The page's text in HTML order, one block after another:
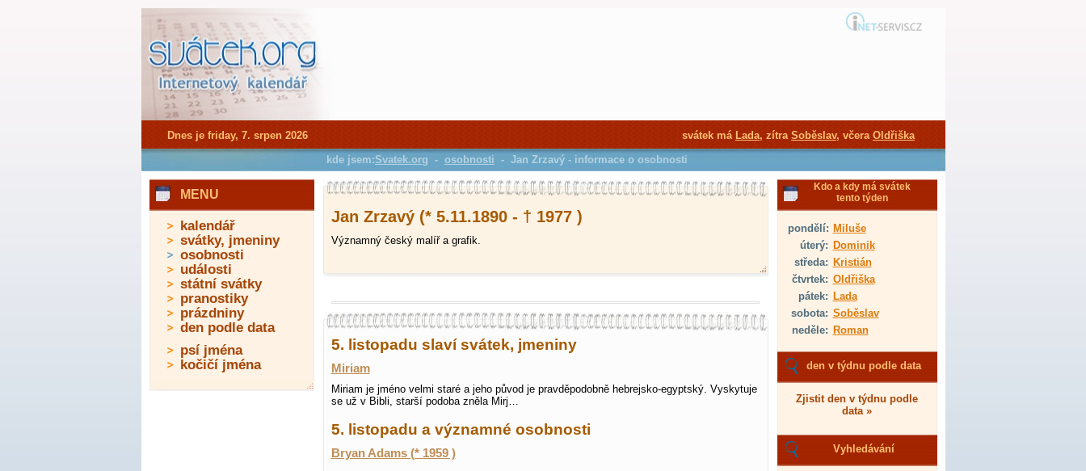
Jan Zrzavý (* 5.11.1890 - † 1977 )
Významný český malíř a grafik.
5. listopadu slaví svátek, jmeniny
Miriam
Miriam je jméno velmi staré a jeho původ je pravděpodobně hebrejsko-egyptský. Vyskytuje
se už v Bibli, starší podoba zněla Mirj…
5. listopadu a významné osobnosti
Bryan Adams (* 1959 )
Kdo a kdy má svátek
tento týden
pondělí: Miluše
úterý: Dominik
středa: Kristián
čtvrtek: Oldřiška
pátek: Lada
sobota: Soběslav
neděle: Roman
den v týdnu podle data
Zjistit den v týdnu podle
data »
Vyhledávání
MENU
kalendář
svátky, jmeniny
osobnosti
události
státní svátky
pranostiky
prázdniny
den podle data
psí jména
kočičí jména
Dnes je friday, 7. srpen 2026 svátek má Lada, zítra Soběslav, včera Oldřiška
kde jsem:Svatek.org - osobnosti - Jan Zrzavý - informace o osobnosti